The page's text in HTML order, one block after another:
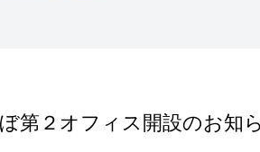
第２オフィス開設のお知